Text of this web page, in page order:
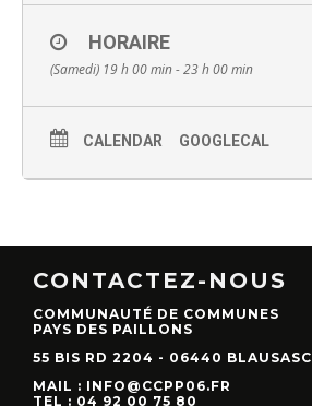
HORAIRE
(Samedi) 19 h 00 min - 23 h 00 min
CALENDAR GOOGLECAL
CONTACTEZ-NOUS
COMMUNAUTÉ DE COMMUNES
PAYS DES PAILLONS
55 BIS RD 2204 - 06440 BLAUSASC
MAIL : INFO@CCPP06.FR
TEL : 04 92 00 75 80